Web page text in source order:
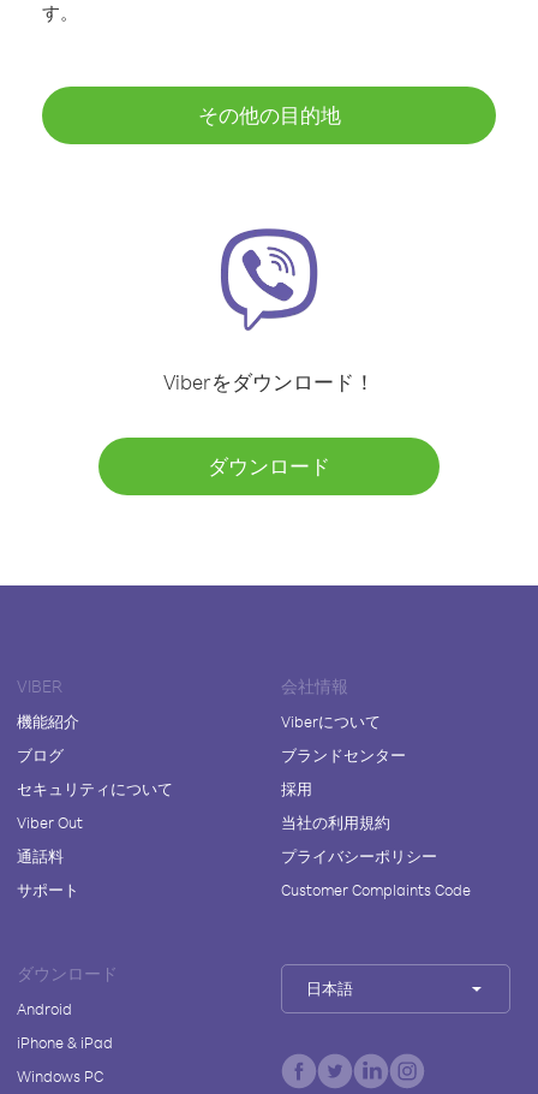
す。
その他の目的地
Viberをダウンロード！
ダウンロード
VIBER
機能紹介
ブログ
セキュリティについて
Viber Out
通話料
サポート
会社情報
Viberについて
ブランドセンター
採用
当社の利用規約
プライバシーポリシー
Customer Complaints Code
ダウンロード
Android
iPhone & iPad
Windows PC
日本語